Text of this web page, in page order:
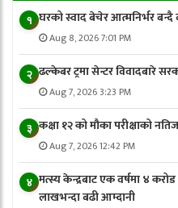
१ घरको स्वाद बेचेर आत्मनिर्भर बन्दै
Aug 8, 2026 7:01 PM
२ ढल्केबर ट्रमा सेन्टर विवादबारे
Aug 7, 2026 3:23 PM
३ कक्षा १२ को मौका परीक्षाको
Aug 7, 2026 12:42 PM
४ मत्स्य केन्द्रबाट एक वर्षमा ४
लाखभन्दा बढी आम्दानी